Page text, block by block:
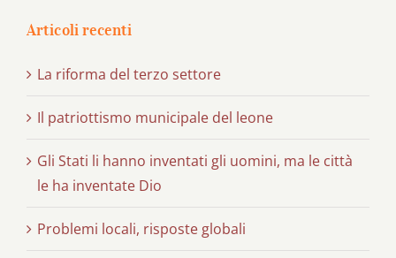
Articoli recenti
La riforma del terzo settore
Il patriottismo municipale del leone
Gli Stati li hanno inventati gli uomini, ma le città
le ha inventate Dio
Problemi locali, risposte globali